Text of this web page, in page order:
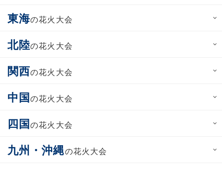
東海の花火大会
北陸の花火大会
関西の花火大会
中国の花火大会
四国の花火大会
九州・沖縄の花火大会